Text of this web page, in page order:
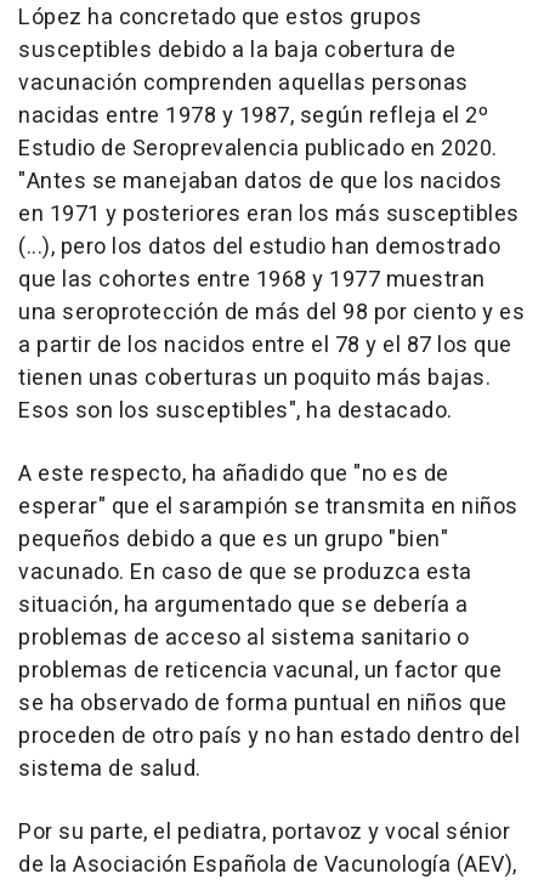
López ha concretado que estos grupos
susceptibles debido a la baja cobertura de
vacunación comprenden aquellas personas
nacidas entre 1978 y 1987, según refleja el 2º
Estudio de Seroprevalencia publicado en 2020.
"Antes se manejaban datos de que los nacidos
en 1971 y posteriores eran los más susceptibles
(...), pero los datos del estudio han demostrado
que las cohortes entre 1968 y 1977 muestran
una seroprotección de más del 98 por ciento y es
a partir de los nacidos entre el 78 y el 87 los que
tienen unas coberturas un poquito más bajas.
Esos son los susceptibles", ha destacado.
A este respecto, ha añadido que "no es de
esperar" que el sarampión se transmita en niños
pequeños debido a que es un grupo "bien"
vacunado. En caso de que se produzca esta
situación, ha argumentado que se debería a
problemas de acceso al sistema sanitario o
problemas de reticencia vacunal, un factor que
se ha observado de forma puntual en niños que
proceden de otro país y no han estado dentro del
sistema de salud.
Por su parte, el pediatra, portavoz y vocal sénior
de la Asociación Española de Vacunología (AEV),